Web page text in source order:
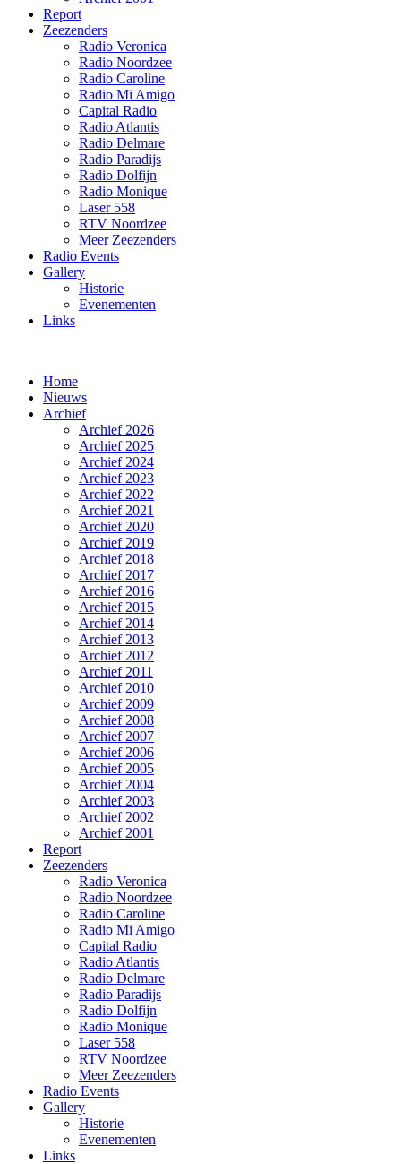
Report
Zeezenders
Radio Veronica
Radio Noordzee
Radio Caroline
Radio Mi Amigo
Capital Radio
Radio Atlantis
Radio Delmare
Radio Paradijs
Radio Dolfijn
Radio Monique
Laser 558
RTV Noordzee
Meer Zeezenders
Radio Events
Gallery
Historie
Evenementen
Links
Home
Nieuws
Archief
Archief 2026
Archief 2025
Archief 2024
Archief 2023
Archief 2022
Archief 2021
Archief 2020
Archief 2019
Archief 2018
Archief 2017
Archief 2016
Archief 2015
Archief 2014
Archief 2013
Archief 2012
Archief 2011
Archief 2010
Archief 2009
Archief 2008
Archief 2007
Archief 2006
Archief 2005
Archief 2004
Archief 2003
Archief 2002
Archief 2001
Report
Zeezenders
Radio Veronica
Radio Noordzee
Radio Caroline
Radio Mi Amigo
Capital Radio
Radio Atlantis
Radio Delmare
Radio Paradijs
Radio Dolfijn
Radio Monique
Laser 558
RTV Noordzee
Meer Zeezenders
Radio Events
Gallery
Historie
Evenementen
Links